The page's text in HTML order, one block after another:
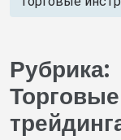
Рубрика: